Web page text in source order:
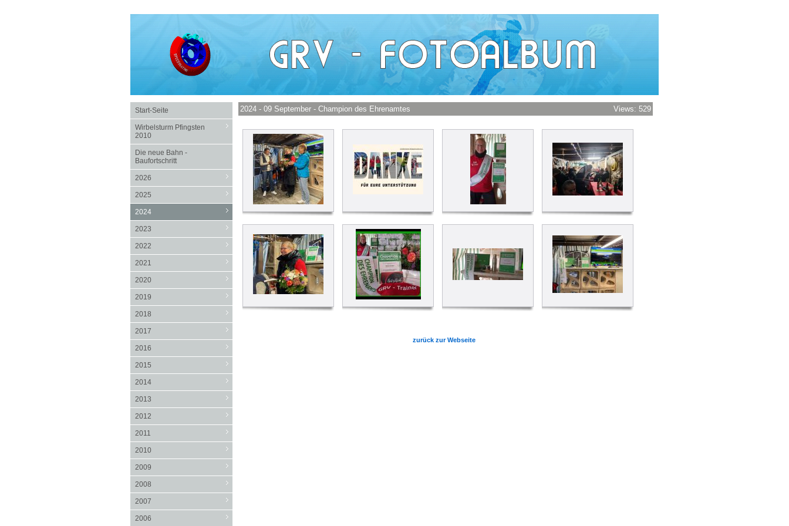
Start-Seite
Wirbelsturm Pfingsten
2010
Die neue Bahn -
Baufortschritt
2026
2025
2024
2023
2022
2021
2020
2019
2018
2017
2016
2015
2014
2013
2012
2011
2010
2009
2008
2007
2006
2024 - 09 September - Champion des Ehrenamtes Views: 529
zurück zur Webseite